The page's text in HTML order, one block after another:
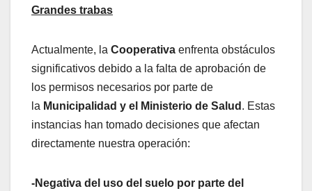
Grandes trabas
Actualmente, la Cooperativa enfrenta obstáculos
significativos debido a la falta de aprobación de
los permisos necesarios por parte de
la Municipalidad y el Ministerio de Salud . Estas
instancias han tomado decisiones que afectan
directamente nuestra operación:
-Negativa del uso del suelo por parte del